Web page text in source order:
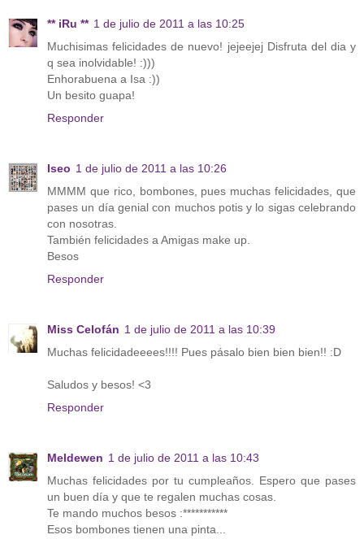
** iRu ** 1 de julio de 2011 a las 10:25
Muchisimas felicidades de nuevo! jejeejej Disfruta del dia y
q sea inolvidable! :)))
Enhorabuena a Isa :))
Un besito guapa!
Responder
Iseo 1 de julio de 2011 a las 10:26
MMMM que rico, bombones, pues muchas felicidades, que
pases un día genial con muchos potis y lo sigas celebrando
con nosotras.
También felicidades a Amigas make up.
Besos
Responder
Miss Celofán 1 de julio de 2011 a las 10:39
Muchas felicidadeeees!!!! Pues pásalo bien bien bien!! :D
Saludos y besos! <3
Responder
Meldewen 1 de julio de 2011 a las 10:43
Muchas felicidades por tu cumpleaños. Espero que pases
un buen día y que te regalen muchas cosas.
Te mando muchos besos :***********
Esos bombones tienen una pinta...